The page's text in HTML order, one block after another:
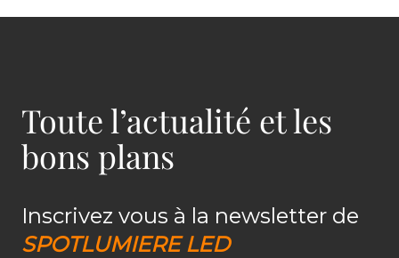
Toute l’actualité et les
bons plans
Inscrivez vous à la newsletter de
SPOTLUMIERE LED